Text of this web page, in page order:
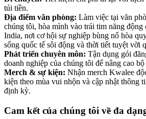
túi tiền.
Địa điểm văn phòng: Làm việc tại văn
chúng tôi, hòa mình vào trái tim năng động
India, nơi cơ hội sự nghiệp bùng nổ hòa
sống quốc tế sôi động và thời tiết tuyệt vời
Phát triển chuyên môn: Tận dụng gói
doanh nghiệp của chúng tôi để nâng cao
Merch & sự kiện: Nhận merch Kwalee
kiện theo mùa vui nhộn và cập nhật thông
định kỳ.
Cam kết của chúng tôi về đa